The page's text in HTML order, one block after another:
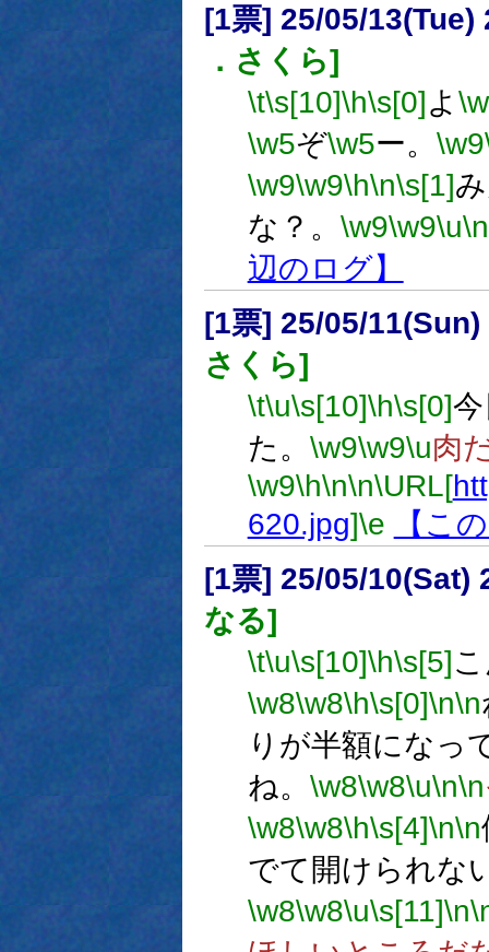
[1票] 25/05/13(Tue)
．さくら]
\t\s[10]\h\s[0]よ
\w5ぞ\w5ー。 \w9
\w9\w9\h\n\s[1]
な？。 \w9\w9\u\n
辺のログ】
[1票] 25/05/
さくら]
\t\u\s[10]\h\s[0]
た。 \w9\w9\u肉
\w9\h\n\n\URL[
620.jpg]\e
【こ
[1票] 25/05/10(Sat)
なる]
\t\u\s[10]\h\s[5]
\w8\w8\h\s[0]\n\n
りが半額になっ
ね。 \w8\w8\u\n\n
\w8\w8\h\s[4]\n\n
でて開けられな
\w8\w8\u\s[11]\n